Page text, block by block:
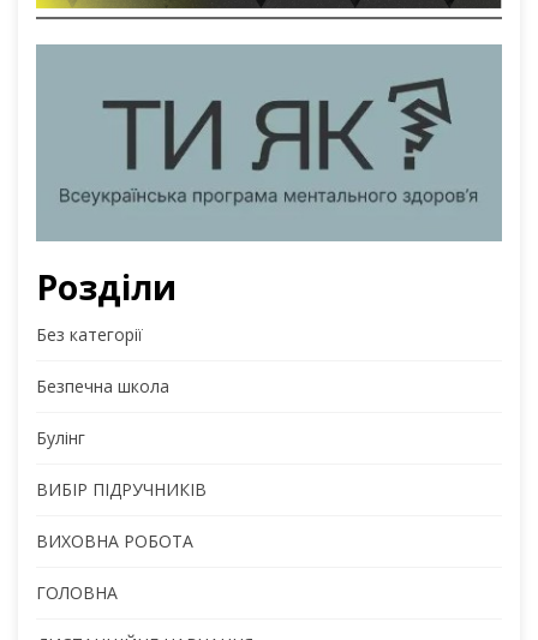
Розділи
Без категорії
Безпечна школа
Булінг
ВИБІР ПІДРУЧНИКІВ
ВИХОВНА РОБОТА
ГОЛОВНА